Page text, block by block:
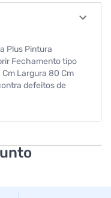
Plus Pintura
Fechamento tipo
Largura 80 Cm
defeitos de